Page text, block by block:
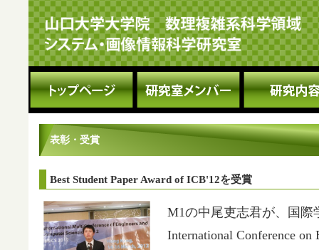
表彰・受賞
Best Student Paper Award of ICB'12を受賞
M1の中尾吏志君が、国際
International Conference